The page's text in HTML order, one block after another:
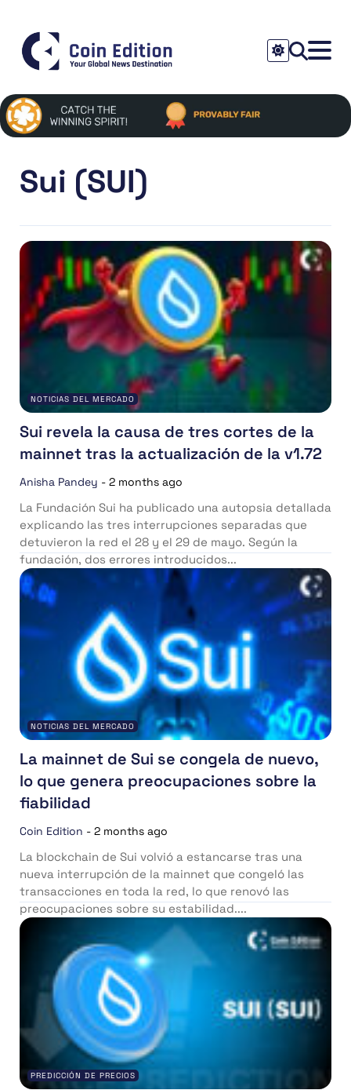
Sui (SUI)
NOTICIAS DEL MERCADO
Sui revela la causa de tres cortes de la
mainnet tras la actualización de la v1.72
Anisha Pandey - 2 months ago
La Fundación Sui ha publicado una autopsia detallada
explicando las tres interrupciones separadas que
detuvieron la red el 28 y el 29 de mayo. Según la
fundación, dos errores introducidos...
NOTICIAS DEL MERCADO
La mainnet de Sui se congela de nuevo,
lo que genera preocupaciones sobre la
fiabilidad
Coin Edition - 2 months ago
La blockchain de Sui volvió a estancarse tras una
nueva interrupción de la mainnet que congeló las
transacciones en toda la red, lo que renovó las
preocupaciones sobre su estabilidad....
PREDICCIÓN DE PRECIOS